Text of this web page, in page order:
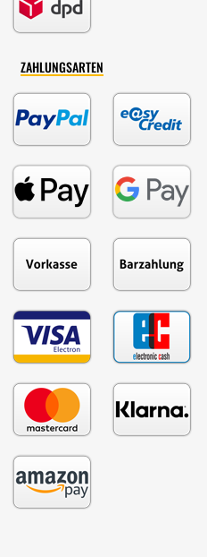
ZAHLUNGSARTEN